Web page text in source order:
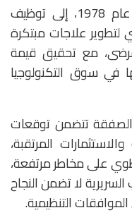
وتسعى «بيوجين»، التي تأسست عام 1978، إلى توظيف
لتطوير علاجات مبتكرة
مع تحقيق قيمة
في سوق التكنولوجيا
الصفقة تتضمن توقعات
المرتقبة،
على مخاطر مرتفعة،
السريرية لا تضمن النجاح
التنظيمية.